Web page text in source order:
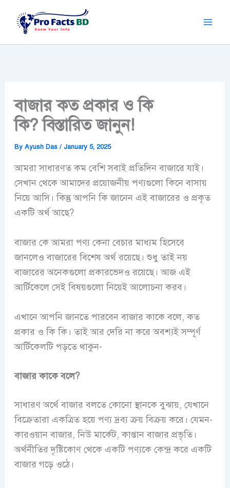
content
বাজার কত প্রকার ও কি
কি? বিস্তারিত জানুন!
By Ayush Das /January 5, 2025
আমরা সাধারণত কম বেশি সবাই প্রতিদিন বাজারে যাই।
সেখান থেকে আমাদের প্রয়োজনীয় পণ্যগুলো কিনে বাসায়
নিয়ে আসি। কিন্তু আপনি কি জানেন এই বাজারের ও প্রকৃত
একটি অর্থ আছে?
বাজার কে আমরা পণ্য কেনা বেচার মাধ্যম হিসেবে
জানলেও বাজারের বিশেষ অর্থ রয়েছে। শুধু তাই নয়
বাজারের অনেকগুলো প্রকারভেদও রয়েছে। আজ এই
আর্টিকেলে সেই বিষয়গুলো নিয়েই আলোচনা করব।
এখানে আপনি জানতে পারবেন বাজার কাকে বলে, কত
প্রকার ও কি কি। তাই আর দেরি না করে অবশ্যই সম্পূর্ণ
আর্টিকেলটি পড়তে থাকুন-
বাজার কাকে বলে?
সাধারণ অর্থে বাজার বলতে কোনো স্থানকে বুঝায়, যেখানে
বিক্রেতারা একত্রিত হয়ে পণ্য দ্রব্য ক্রয় বিক্রয় করে। যেমন-
কারওয়ান বাজার, নিউ মার্কেট, কাপ্তান বাজার প্রভৃতি।
অর্থনীতির দৃষ্টিকোণ থেকে একটি পণ্যকে কেন্দ্র করে একটি
বাজার গড়ে ওঠে।